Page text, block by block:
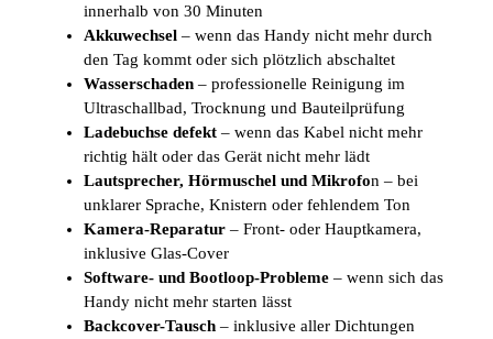
innerhalb von 30 Minuten
Akkuwechsel– wenn das Handy nicht mehr durch
den Tag kommt oder sich plötzlich abschaltet
Wasserschaden– professionelle Reinigung im
Ultraschallbad, Trocknung und Bauteilprüfung
Ladebuchse defekt– wenn das Kabel nicht mehr
richtig hält oder das Gerät nicht mehr lädt
Lautsprecher, Hörmuschel und Mikrofon – bei
unklarer Sprache, Knistern oder fehlendem Ton
Kamera-Reparatur– Front- oder Hauptkamera,
inklusive Glas-Cover
Software- und Bootloop-Probleme– wenn sich das
Handy nicht mehr starten lässt
Backcover-Tausch– inklusive aller Dichtungen